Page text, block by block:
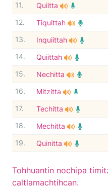
11. Quiitta
12. Tiquittah
13. Inquiittah
14. Quiittah
15. Nechitta
16. Mitzitta
17. Techitta
18. Mechitta
19. Quinitta
Tohhuantin nochipa
caltlamachtihcan.